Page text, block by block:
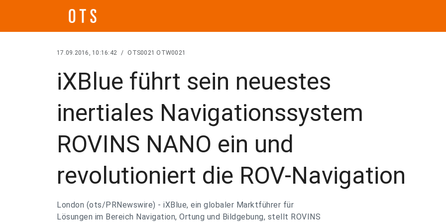
17.09.2016, 10:16:42 / OTS0021 OTW0021
iXBlue führt sein neuestes
inertiales Navigationssystem
ROVINS NANO ein und
revolutioniert die ROV-Navigation
London (ots/PRNewswire) - iXBlue, ein globaler Marktführer für
Lösungen im Bereich Navigation, Ortung und Bildgebung, stellt ROVINS